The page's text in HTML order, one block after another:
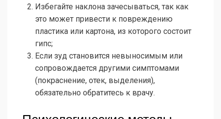
Избегайте наклона зачесываться, так как
это может привести к повреждению
пластика или картона, из которого состоит
гипс;
Если зуд становится невыносимым или
сопровождается другими симптомами
(покраснение, отек, выделения),
обязательно обратитесь к врачу.